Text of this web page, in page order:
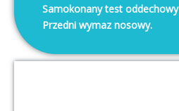
SARS-COV-2/Flu A/
Samokonany test
Przedni wymaz nosowy.